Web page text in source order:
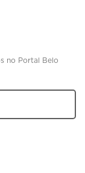
no Portal Belo